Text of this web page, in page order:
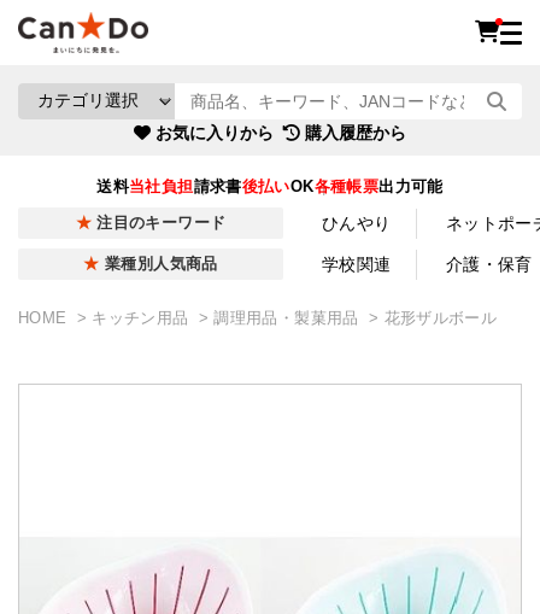
お気に入りから 購入履歴から
送料当社負担請求書後払いOK各種帳票出力可能
注目のキーワード ひんやり ネットポー
業種別人気商品 学校関連 介護・保育
HOME キッチン用品 調理用品・製菓用品 花形ザルボール